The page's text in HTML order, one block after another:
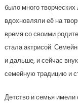
было много
вдохновляли её на
время со своими
стала актрисой.
и дальше, и сейчас
семейную традицию и
Детство и семья